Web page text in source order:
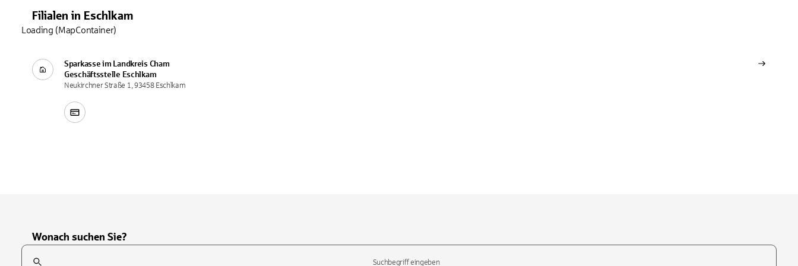
Filialen in Eschlkam
Sparkasse im Landkreis Cham
Geschäftsstelle Eschlkam
Neukirchner Straße 1, 93458 Eschlkam
Loading (MapContainer)
Wonach suchen Sie?
Suchfeld